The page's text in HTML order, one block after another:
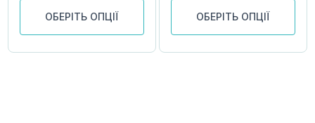
ОБЕРІТЬ ОПЦІЇ ОБЕРІТЬ ОПЦІЇ